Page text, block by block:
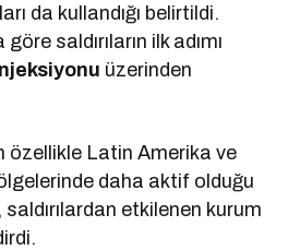
da kullandığı belirtildi.
saldırıların ilk adımı
üzerinden
özellikle Latin Amerika ve
daha aktif olduğu
etkilenen kurum